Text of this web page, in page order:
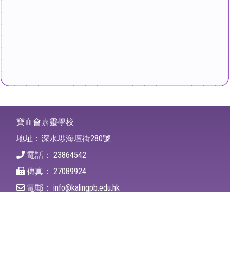
寶血會嘉靈學校
地址：深水埗海壇街280號
電話： 23864542
傳真： 27089924
電郵： info@kalingpb.edu.hk